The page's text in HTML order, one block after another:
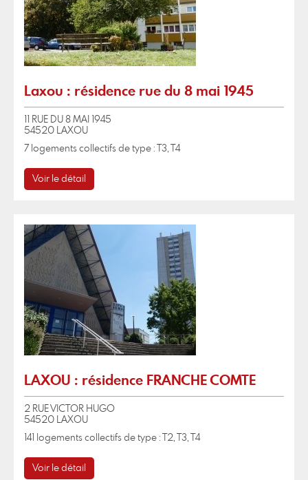
Laxou : résidence rue du 8 mai 1945
11 RUE DU 8 MAI 1945
54520 LAXOU
7 logements collectifs de type : T3, T4
Voir le détail
LAXOU : résidence FRANCHE COMTE
2 RUE VICTOR HUGO
54520 LAXOU
141 logements collectifs de type : T2, T3, T4
Voir le détail